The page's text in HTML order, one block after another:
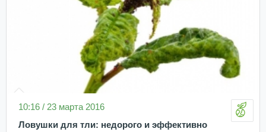
10:16 / 23 марта 2016
Ловушки для тли: недорого и эффективно